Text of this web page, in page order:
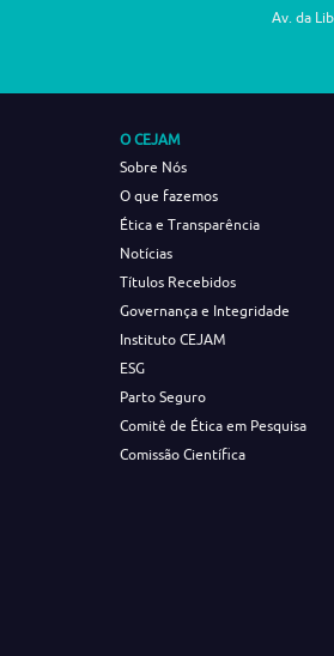
Av. da
O CEJAM
Sobre Nós
O que fazemos
Ética e Transparência
Notícias
Títulos Recebidos
Governança e Integridade
Instituto CEJAM
ESG
Parto Seguro
Comitê de Ética em Pesquisa
Comissão Científica